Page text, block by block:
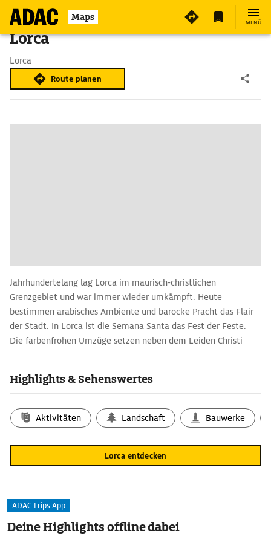
Maps MENÜ
Lorca
Lorca
Route planen
Jahrhundertelang lag Lorca im maurisch-christlichen
Grenzgebiet und war immer wieder umkämpft. Heute
bestimmen arabisches Ambiente und barocke Pracht das Flair
der Stadt. In Lorca ist die Semana Santa das Fest der Feste.
Die farbenfrohen Umzüge setzen neben dem Leiden Christi
Straßen, gefolgt von Nero und Kleopatra. Vier Bruderschaften
Highlights & Sehenswertes
Aktivitäten Landschaft Bauwerke
Lorca entdecken
ADAC Trips App
Deine Highlights offline dabei